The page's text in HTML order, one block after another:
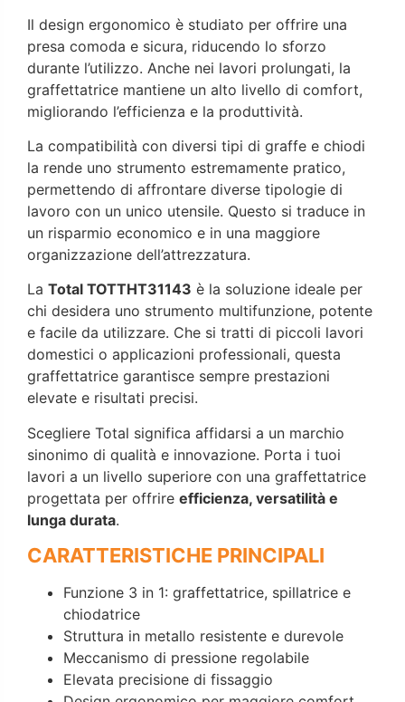
Il design ergonomico è studiato per offrire una
presa comoda e sicura, riducendo lo sforzo
durante l’utilizzo. Anche nei lavori prolungati, la
graffettatrice mantiene un alto livello di comfort,
migliorando l’efficienza e la produttività.
La compatibilità con diversi tipi di graffe e chiodi
la rende uno strumento estremamente pratico,
permettendo di affrontare diverse tipologie di
lavoro con un unico utensile. Questo si traduce in
un risparmio economico e in una maggiore
organizzazione dell’attrezzatura.
La Total TOTTHT31143 è la soluzione ideale per
chi desidera uno strumento multifunzione, potente
e facile da utilizzare. Che si tratti di piccoli lavori
domestici o applicazioni professionali, questa
graffettatrice garantisce sempre prestazioni
elevate e risultati precisi.
Scegliere Total significa affidarsi a un marchio
sinonimo di qualità e innovazione. Porta i tuoi
lavori a un livello superiore con una graffettatrice
progettata per offrire efficienza, versatilità e
lunga durata.
CARATTERISTICHE PRINCIPALI
Funzione 3 in 1: graffettatrice, spillatrice e
chiodatrice
Struttura in metallo resistente e durevole
Meccanismo di pressione regolabile
Elevata precisione di fissaggio